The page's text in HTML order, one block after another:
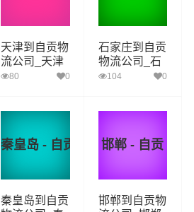
天津到自贡物
流公司_天津
到自贡货运_
80 0
石家庄到自贡
物流公司_石
家庄到自贡货
104 0
秦皇岛 - 自贡
秦皇岛到自贡
邯郸 - 自贡
邯郸到自贡物